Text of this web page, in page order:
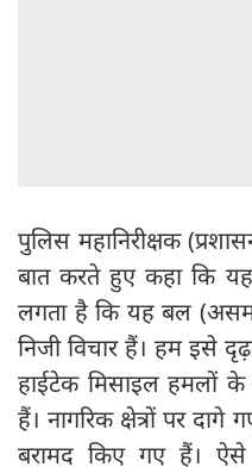
पुलिस महानिरीक्षक
बात करते हुए कहा कि
लगता है कि यह बल
निजी विचार हैं। हम इसे
हाईटेक मिसाइल हमलों के
हैं। नागरिक क्षेत्रों पर
बरामद किए गए हैं।